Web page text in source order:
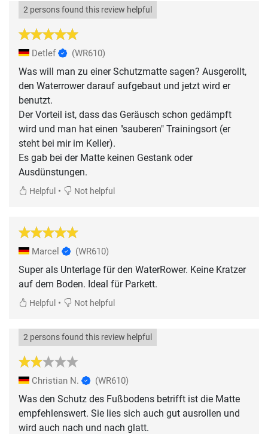
2 persons found this review helpful
Detlef (WR610)
Was will man zu einer Schutzmatte sagen? Ausgerollt,
den Waterrower darauf aufgebaut und jetzt wird er
benutzt.
Der Vorteil ist, dass das Geräusch schon gedämpft
wird und man hat einen "sauberen" Trainingsort (er
steht bei mir im Keller).
Es gab bei der Matte keinen Gestank oder
Ausdünstungen.
Helpful • Not helpful
Marcel (WR610)
Super als Unterlage für den WaterRower. Keine Kratzer
auf dem Boden. Ideal für Parkett.
Helpful • Not helpful
2 persons found this review helpful
Christian N. (WR610)
Was den Schutz des Fußbodens betrifft ist die Matte
empfehlenswert. Sie lies sich auch gut ausrollen und
wird auch nach und nach glatt.